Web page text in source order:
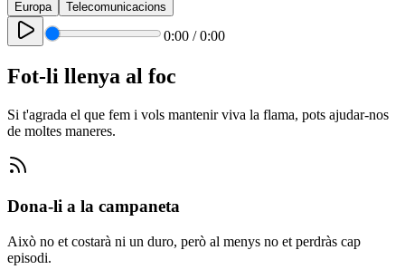
Europa Telecomunicacions
0:00 /0:00
Fot-li llenya al foc
Si t'agrada el que fem i vols mantenir viva la flama, pots ajudar-nos
de moltes maneres.
Dona-li a la campaneta
Això no et costarà ni un duro, però al menys no et perdràs cap
episodi.